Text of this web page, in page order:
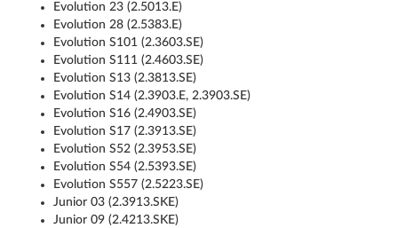
Evolution 23 (2.5013.E)
Evolution 28 (2.5383.E)
Evolution S101 (2.3603.SE)
Evolution S111 (2.4603.SE)
Evolution S13 (2.3813.SE)
Evolution S14 (2.3903.E, 2.3903.SE)
Evolution S16 (2.4903.SE)
Evolution S17 (2.3913.SE)
Evolution S52 (2.3953.SE)
Evolution S54 (2.5393.SE)
Evolution S557 (2.5223.SE)
Junior 03 (2.3913.SKE)
Junior 09 (2.4213.SKE)